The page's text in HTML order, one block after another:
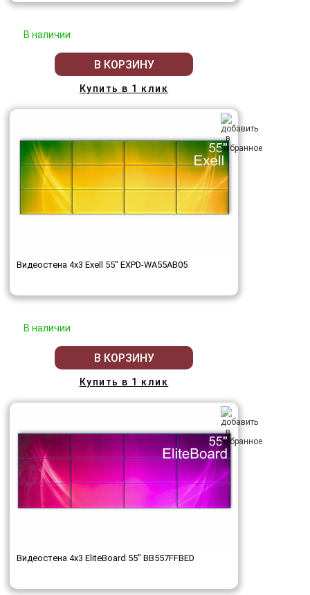
В наличии
В КОРЗИНУ
Купить в 1 клик
Видеостена 4x3 Exell 55" EXPD-WA55AB05
В наличии
В КОРЗИНУ
Купить в 1 клик
Видеостена 4x3 EliteBoard 55" BB557FFBED